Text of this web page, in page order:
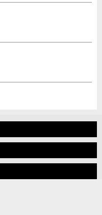
Kontaktpersonen